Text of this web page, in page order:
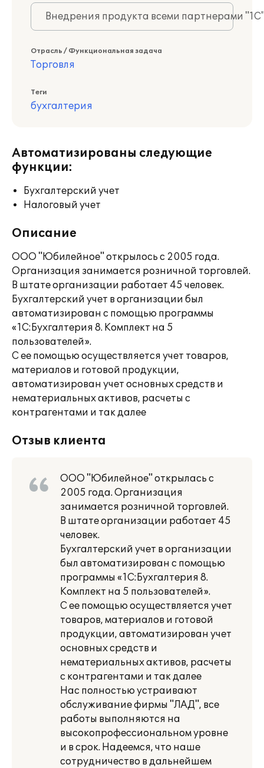
Внедрения продукта всеми партнерами
Отрасль / Функциональная задача
Торговля
Теги
бухгалтерия
Автоматизированы следующие
функции:
Бухгалтерский учет
Налоговый учет
Описание
ООО "Юбилейное" открылось с 2005 года.
Организация занимается розничной торговлей.
В штате организации работает 45 человек.
Бухгалтерский учет в организации был
автоматизирован с помощью программы
«1С:Бухгалтерия 8. Комплект на 5
пользователей».
С ее помощью осуществляется учет товаров,
материалов и готовой продукции,
автоматизирован учет основных средств и
нематериальных активов, расчеты с
контрагентами и так далее
Отзыв клиента
ООО "Юбилейное" открылась с
2005 года. Организация
занимается розничной торговлей.
В штате организации работает 45
человек.
Бухгалтерский учет в организации
был автоматизирован с помощью
программы «1С:Бухгалтерия 8.
Комплект на 5 пользователей».
С ее помощью осуществляется учет
товаров, материалов и готовой
продукции, автоматизирован учет
основных средств и
нематериальных активов, расчеты
с контрагентами и так далее
Нас полностью устраивают
обслуживание фирмы "ЛАД", все
работы выполняются на
высокопрофессиональном уровне
и в срок. Надеемся, что наше
сотрудничество в дальнейшем